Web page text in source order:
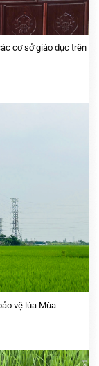
cơ sở giáo dục trên
vệ lúa Mùa